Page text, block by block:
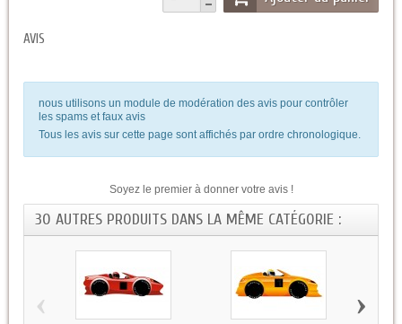
AVIS
nous utilisons un module de modération des avis pour contrôler
les spams et faux avis
Tous les avis sur cette page sont affichés par ordre chronologique.
Soyez le premier à donner votre avis !
30 AUTRES PRODUITS DANS LA MÊME CATÉGORIE :
‹ ›